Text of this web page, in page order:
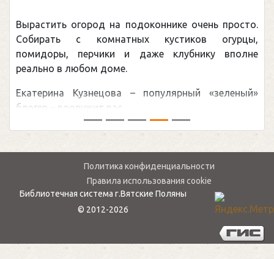
Вырастить огород на подоконнике очень просто.
Собирать с комнатных кустиков огурцы,
помидоры, перчики и даже клубнику вполне
реально в любом доме.
Екатерина Кузнецова – популярный «зеленый»
блогер – вооружит вас ...
Политика конфиденциальности
Правила использования cookie
Библиотечная система г.Вятские Поляны
© 2012-2026